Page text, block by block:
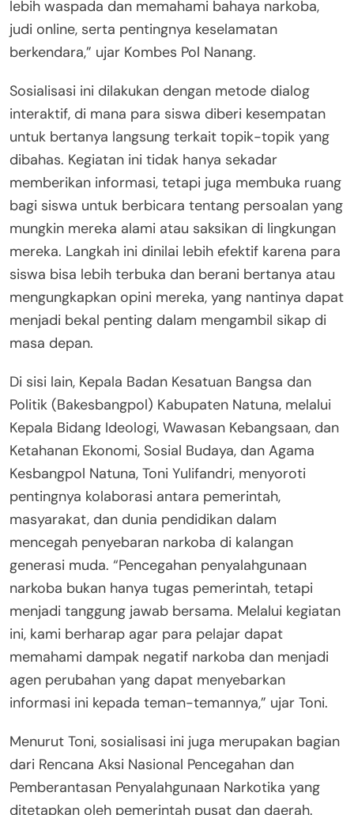
lebih waspada dan memahami bahaya narkoba,
judi online, serta pentingnya keselamatan
berkendara,” ujar Kombes Pol Nanang.
Sosialisasi ini dilakukan dengan metode dialog
interaktif, di mana para siswa diberi kesempatan
untuk bertanya langsung terkait topik-topik yang
dibahas. Kegiatan ini tidak hanya sekadar
memberikan informasi, tetapi juga membuka ruang
bagi siswa untuk berbicara tentang persoalan yang
mungkin mereka alami atau saksikan di lingkungan
mereka. Langkah ini dinilai lebih efektif karena para
siswa bisa lebih terbuka dan berani bertanya atau
mengungkapkan opini mereka, yang nantinya dapat
menjadi bekal penting dalam mengambil sikap di
masa depan.
Di sisi lain, Kepala Badan Kesatuan Bangsa dan
Politik (Bakesbangpol) Kabupaten Natuna, melalui
Kepala Bidang Ideologi, Wawasan Kebangsaan, dan
Ketahanan Ekonomi, Sosial Budaya, dan Agama
Kesbangpol Natuna, Toni Yulifandri, menyoroti
pentingnya kolaborasi antara pemerintah,
masyarakat, dan dunia pendidikan dalam
mencegah penyebaran narkoba di kalangan
generasi muda. “Pencegahan penyalahgunaan
narkoba bukan hanya tugas pemerintah, tetapi
menjadi tanggung jawab bersama. Melalui kegiatan
ini, kami berharap agar para pelajar dapat
memahami dampak negatif narkoba dan menjadi
agen perubahan yang dapat menyebarkan
informasi ini kepada teman-temannya,” ujar Toni.
Menurut Toni, sosialisasi ini juga merupakan bagian
dari Rencana Aksi Nasional Pencegahan dan
Pemberantasan Penyalahgunaan Narkotika yang
ditetapkan oleh pemerintah pusat dan daerah.